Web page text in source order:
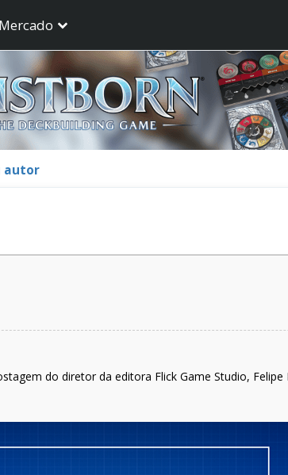
Mercado
autor
do diretor da editora Flick Game Studio, Felipe